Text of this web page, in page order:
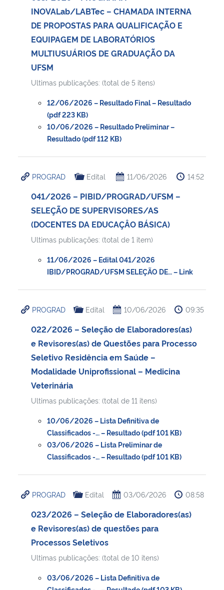
INOVALab/LABTec – CHAMADA INTERNA
DE PROPOSTAS PARA QUALIFICAÇÃO E
EQUIPAGEM DE LABORATÓRIOS
MULTIUSUÁRIOS DE GRADUAÇÃO DA
UFSM
Ultimas publicações: (total de 5 itens)
12/06/2026 – Resultado Final – Resultado
(pdf 223 KB)
10/06/2026 – Resultado Preliminar –
Resultado (pdf 112 KB)
PROGRAD Edital 11/06/2026 14:52
041/2026 – PIBID/PROGRAD/UFSM –
SELEÇÃO DE SUPERVISORES/AS
(DOCENTES DA EDUCAÇÂO BÁSICA)
Ultimas publicações: (total de 1 item)
11/06/2026 – Edital 041/2026
IBID/PROGRAD/UFSM SELEÇÃO DE… – Link
PROGRAD Edital 10/06/2026 09:35
022/2026 – Seleção de Elaboradores(as)
e Revisores(as) de Questões para Processo
Seletivo Residência em Saúde –
Modalidade Uniprofissional – Medicina
Veterinária
Ultimas publicações: (total de 11 itens)
10/06/2026 – Lista Definitiva de
Classificados -… – Resultado (pdf 101 KB)
03/06/2026 – Lista Preliminar de
Classificados -… – Resultado (pdf 101 KB)
PROGRAD Edital 03/06/2026 08:58
023/2026 – Seleção de Elaboradores(as)
e Revisores(as) de questões para
Processos Seletivos
Ultimas publicações: (total de 10 itens)
03/06/2026 – Lista Definitiva de